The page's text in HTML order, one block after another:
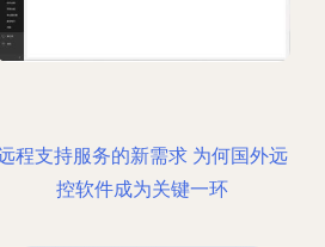
程支持服务的新需求 为何国外远
控软件成为关键一环